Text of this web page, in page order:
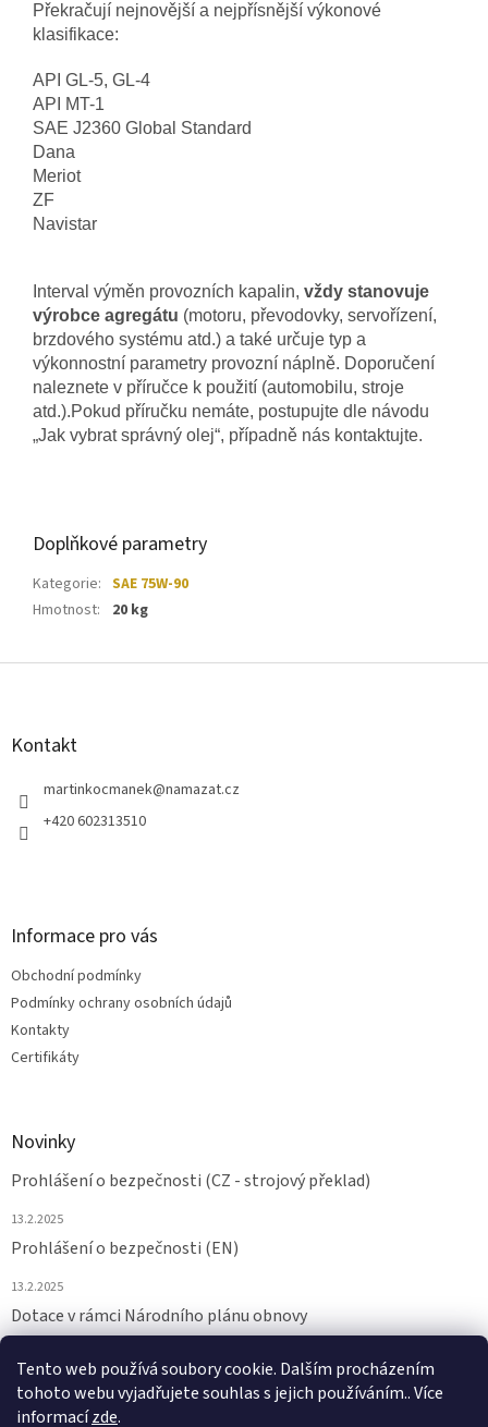
Tento web používá soubory cookie. Dalším procházením
tohoto webu vyjadřujete souhlas s jejich používáním.. Více
informacízde.
Překračují nejnovější a nejpřísnější výkonové
klasifikace:
API GL-5, GL-4
API MT-1
SAE J2360 Global Standard
Dana
Meriot
ZF
Navistar
Interval výměn provozních kapalin, vždy stanovuje
výrobce agregátu (motoru, převodovky, servořízení,
brzdového systému atd.) a také určuje typ a
výkonnostní parametry provozní náplně. Doporučení
naleznete v příručce k použití (automobilu, stroje
atd.).Pokud příručku nemáte, postupujte dle návodu
„Jak vybrat správný olej“, případně nás kontaktujte.
Doplňkové parametry
Kategorie: SAE 75W-90
Hmotnost: 20 kg
Z
Kontakt
martinkocmanek@namazat.cz
+420 602313510
Informace pro vás
Obchodní podmínky
Podmínky ochrany osobních údajů
Kontakty
Certifikáty
Novinky
Prohlášení o bezpečnosti (CZ - strojový překlad)
13.2.2025
Prohlášení o bezpečnosti (EN)
13.2.2025
Dotace v rámci Národního plánu obnovy
ARCHIV